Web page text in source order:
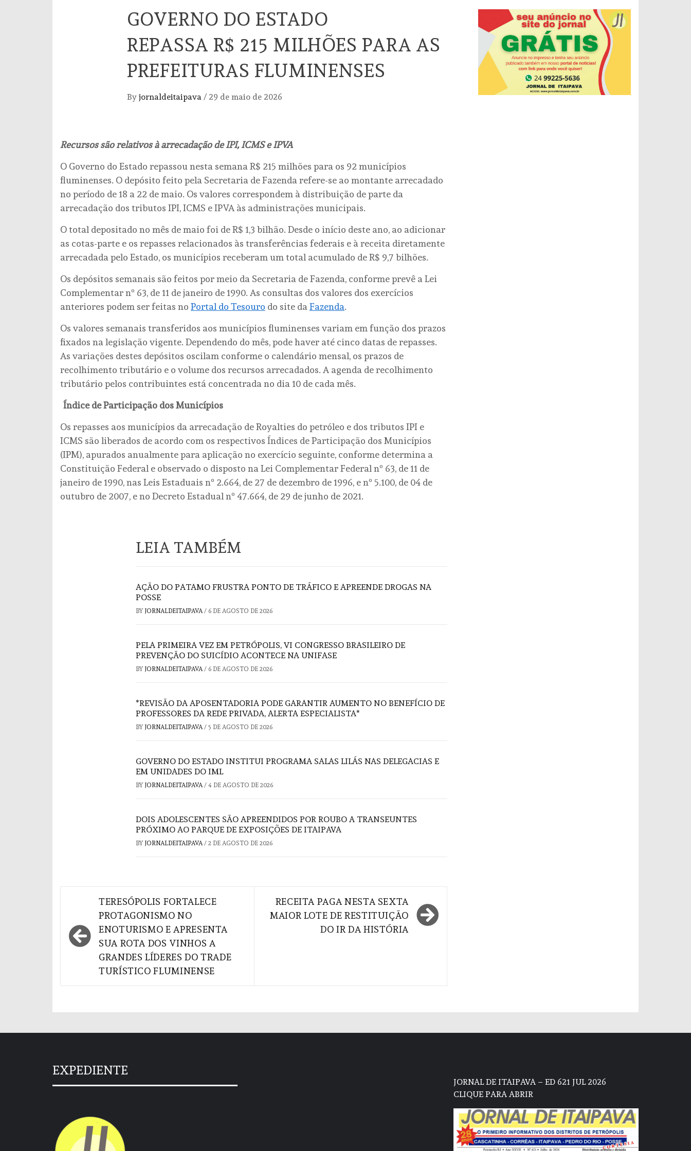
GOVERNO DO ESTADO
REPASSA R$ 215 MILHÕES PARA AS
PREFEITURAS FLUMINENSES
By jornaldeitaipava / 29 de maio de 2026
Recursos são relativos à arrecadação de IPI, ICMS e IPVA
O Governo do Estado repassou nesta semana R$ 215 milhões para os 92 municípios
fluminenses. O depósito feito pela Secretaria de Fazenda refere-se ao montante arrecadado
no período de 18 a 22 de maio. Os valores correspondem à distribuição de parte da
arrecadação dos tributos IPI, ICMS e IPVA às administrações municipais.
O total depositado no mês de maio foi de R$ 1,3 bilhão. Desde o início deste ano, ao adicionar
as cotas-parte e os repasses relacionados às transferências federais e à receita diretamente
arrecadada pelo Estado, os municípios receberam um total acumulado de R$ 9,7 bilhões.
Os depósitos semanais são feitos por meio da Secretaria de Fazenda, conforme prevê a Lei
Complementar nº 63, de 11 de janeiro de 1990. As consultas dos valores dos exercícios
anteriores podem ser feitas no Portal do Tesouro do site da Fazenda.
Os valores semanais transferidos aos municípios fluminenses variam em função dos prazos
fixados na legislação vigente. Dependendo do mês, pode haver até cinco datas de repasses.
As variações destes depósitos oscilam conforme o calendário mensal, os prazos de
recolhimento tributário e o volume dos recursos arrecadados. A agenda de recolhimento
tributário pelos contribuintes está concentrada no dia 10 de cada mês.
Índice de Participação dos Municípios
Os repasses aos municípios da arrecadação de Royalties do petróleo e dos tributos IPI e
ICMS são liberados de acordo com os respectivos Índices de Participação dos Municípios
(IPM), apurados anualmente para aplicação no exercício seguinte, conforme determina a
Constituição Federal e observado o disposto na Lei Complementar Federal nº 63, de 11 de
janeiro de 1990, nas Leis Estaduais nº 2.664, de 27 de dezembro de 1996, e nº 5.100, de 04 de
outubro de 2007, e no Decreto Estadual nº 47.664, de 29 de junho de 2021.
LEIA TAMBÉM
AÇÃO DO PATAMO FRUSTRA PONTO DE TRÁFICO E APREENDE DROGAS NA
POSSE
BY JORNALDEITAIPAVA / 6 DE AGOSTO DE 2026
PELA PRIMEIRA VEZ EM PETRÓPOLIS, VI CONGRESSO BRASILEIRO DE
PREVENÇÃO DO SUICÍDIO ACONTECE NA UNIFASE
BY JORNALDEITAIPAVA / 6 DE AGOSTO DE 2026
*REVISÃO DA APOSENTADORIA PODE GARANTIR AUMENTO NO BENEFÍCIO DE
PROFESSORES DA REDE PRIVADA, ALERTA ESPECIALISTA*
BY JORNALDEITAIPAVA / 5 DE AGOSTO DE 2026
GOVERNO DO ESTADO INSTITUI PROGRAMA SALAS LILÁS NAS DELEGACIAS E
EM UNIDADES DO IML
BY JORNALDEITAIPAVA / 4 DE AGOSTO DE 2026
DOIS ADOLESCENTES SÃO APREENDIDOS POR ROUBO A TRANSEUNTES
PRÓXIMO AO PARQUE DE EXPOSIÇÕES DE ITAIPAVA
BY JORNALDEITAIPAVA / 2 DE AGOSTO DE 2026
Navegação
Post
TERESÓPOLIS FORTALECE
PROTAGONISMO NO
ENOTURISMO E APRESENTA
SUA ROTA DOS VINHOS A
GRANDES LÍDERES DO TRADE
TURÍSTICO FLUMINENSE
RECEITA PAGA NESTA SEXTA
MAIOR LOTE DE RESTITUIÇÃO
DO IR DA HISTÓRIA
EXPEDIENTE
JORNAL DE ITAIPAVA – ED 621 JUL 2026
CLIQUE PARA ABRIR